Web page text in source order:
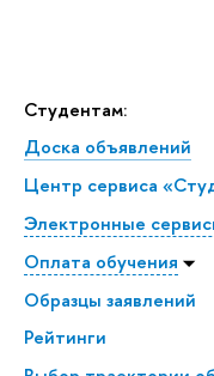
Студентам:
Доска объявлений
Центр сервиса
Электронные
Оплата обучения
Образцы заявлений
Рейтинги